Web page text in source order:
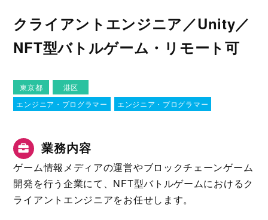
クライアントエンジニア／Unity／
NFT型バトルゲーム・リモート可
東京都
港区
エンジニア・プログラマー
エンジニア・プログラマー
業務内容
ゲーム情報メディアの運営やブロックチェーンゲーム
開発を行う企業にて、NFT型バトルゲームにおけるク
ライアントエンジニアをお任せします。